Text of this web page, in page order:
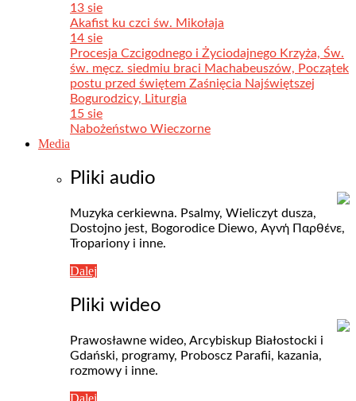
13 sie
Akafist ku czci św. Mikołaja
14 sie
Procesja Czcigodnego i Życiodajnego Krzyża, Św.
św. męcz. siedmiu braci Machabeuszów, Początek
postu przed świętem Zaśnięcia Najświętszej
Bogurodzicy, Liturgia
15 sie
Nabożeństwo Wieczorne
Media
Pliki audio
Muzyka cerkiewna. Psalmy, Wieliczyt dusza,
Dostojno jest, Bogorodice Diewo, Αγνή Пαρθένε,
Tropariony i inne.
Dalej
Pliki wideo
Prawosławne wideo, Arcybiskup Białostocki i
Gdański, programy, Proboscz Parafii, kazania,
rozmowy i inne.
Dalej